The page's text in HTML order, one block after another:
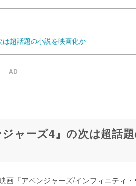
u
超話題の小説を映画化か
AD
ャーズ4』の次は超話
画『アベンジャーズ/インフィニティ